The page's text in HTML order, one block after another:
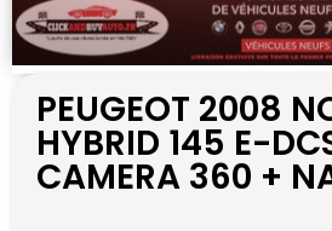
PEUGEOT 2008
HYBRID 145 E-
CAMERA 360 +